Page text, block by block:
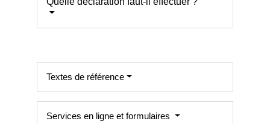
Textes de référence
Services en ligne et formulaires